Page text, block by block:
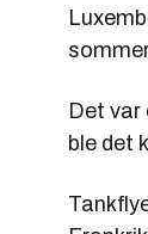
Det
ble det